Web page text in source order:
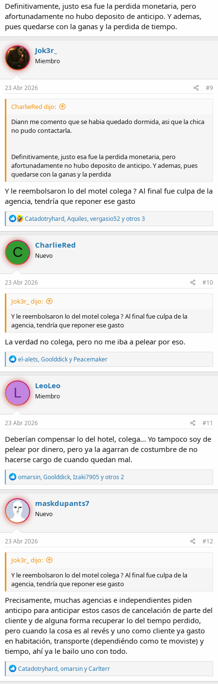
Definitivamente, justo esa fue la perdida monetaria, pero
afortunadamente no hubo deposito de anticipo. Y ademas,
pues quedarse con la ganas y la perdida de tiempo.
Jok3r_
Miembro
23 Abr 2026 #9
CharlieRed dijo:
Diann me comento que se habia quedado dormida, asi que la chica
no pudo contactarla.
Definitivamente, justo esa fue la perdida monetaria, pero
afortunadamente no hubo deposito de anticipo. Y ademas, pues
quedarse con la ganas y la perdida
Y le reembolsaron lo del motel colega ? Al final fue culpa de la
agencia, tendría que reponer ese gasto
R
e
a
c
c
o
n
e
Catadotryhard,Aquiles,vergasio52y otros 3
C CharlieRed
Nuevo
23 Abr 2026 #10
Jok3r_ dijo:
Y le reembolsaron lo del motel colega ? Al final fue culpa de la
agencia, tendría que reponer ese gasto
La verdad no colega, pero no me iba a pelear por eso.
R
e
a
c
i
o
n
e
el-alets,Goolddicky Peacemaker
L LeoLeo
Miembro
23 Abr 2026 #11
Deberían compensar lo del hotel, colega... Yo tampoco soy de
pelear por dinero, pero ya la agarran de costumbre de no
hacerse cargo de cuando quedan mal.
R
e
a
c
c
i
o
n
e
s
omarsin,Goolddick,Izaki7905y otros 2
maskdupants7
Nuevo
23 Abr 2026 #12
Jok3r_ dijo:
Y le reembolsaron lo del motel colega ? Al final fue culpa de la
agencia, tendría que reponer ese gasto
Precisamente, muchas agencias e independientes piden
anticipo para anticipar estos casos de cancelación de parte del
cliente y de alguna forma recuperar lo del tiempo perdido,
pero cuando la cosa es al revés y uno como cliente ya gasto
en habitación, transporte (dependiéndo como te moviste) y
tiempo, ahí ya le bailo uno con todo.
R
e
Catadotryhard,omarsinyCarlterr